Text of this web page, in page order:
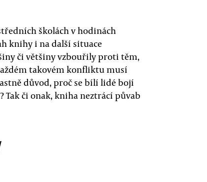
školách v hodinách
knihy i na další situace
či většiny vzbouřily proti těm,
takovém konfliktu musí
důvod, proč se bílí lidé bojí
či onak, kniha neztrácí půvab